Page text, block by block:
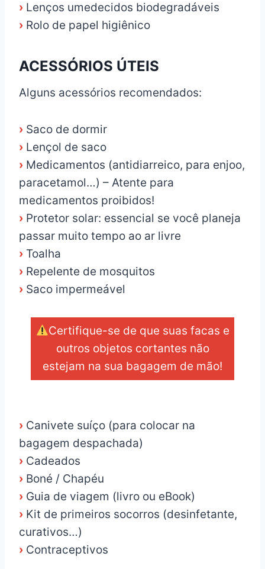
› Lenços umedecidos biodegradáveis
› Rolo de papel higiênico
ACESSÓRIOS ÚTEIS
Alguns acessórios recomendados:
› Saco de dormir
› Lençol de saco
› Medicamentos (antidiarreico, para enjoo,
paracetamol…) – Atente para
medicamentos proibidos!
› Protetor solar: essencial se você planeja
passar muito tempo ao ar livre
› Toalha
› Repelente de mosquitos
› Saco impermeável
Certifique-se de que suas facas e
outros objetos cortantes não
estejam na sua bagagem de mão!
› Canivete suíço (para colocar na
bagagem despachada)
› Cadeados
› Boné / Chapéu
› Guia de viagem (livro ou eBook)
› Kit de primeiros socorros (desinfetante,
curativos…)
› Contraceptivos